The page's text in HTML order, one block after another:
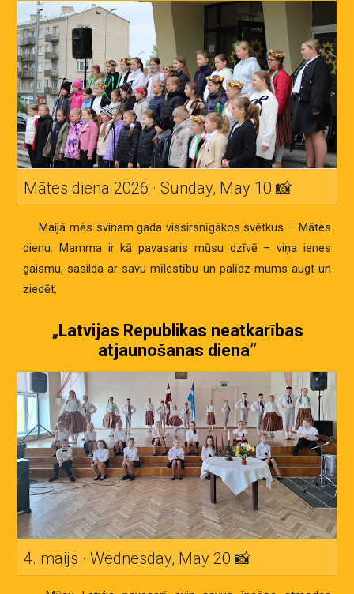
Mātes diena 2026 · Sunday, May 10 📸
Maijā mēs svinam gada vissirsnīgākos svētkus – Mātes
dienu. Mamma ir kā pavasaris mūsu dzīvē – viņa ienes
gaismu, sasilda ar savu mīlestību un palīdz mums augt un
ziedēt.
„Latvijas Republikas neatkarības
atjaunošanas diena”
4. maijs · Wednesday, May 20 📸